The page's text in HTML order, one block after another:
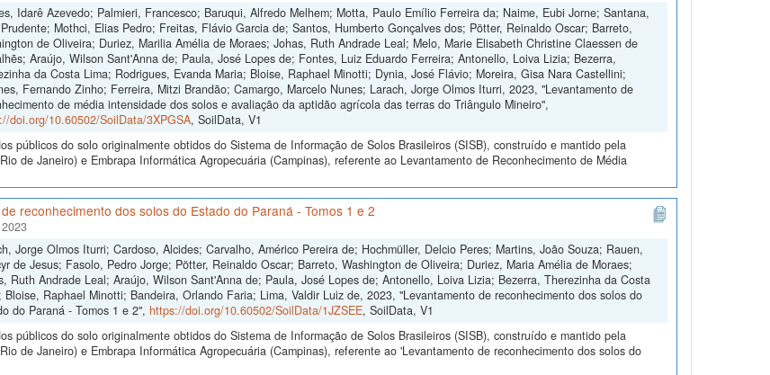
Idarê Azevedo; Palmieri, Francesco; Baruqui, Alfredo Melhem; Motta, Paulo Emílio Ferreira da; Naime, Eubi Jorne; Santana,
Mothci, Elias Pedro; Freitas, Flávio Garcia de; Santos, Humberto Gonçalves dos; Pötter, Reinaldo Oscar; Barreto,
de Oliveira; Duriez, Marilia Amélia de Moraes; Johas, Ruth Andrade Leal; Melo, Marie Elisabeth Christine Claessen de
Araújo, Wilson Sant'Anna de; Paula, José Lopes de; Fontes, Luiz Eduardo Ferreira; Antonello, Loiva Lizia; Bezerra,
da Costa Lima; Rodrigues, Evanda Maria; Bloise, Raphael Minotti; Dynia, José Flávio; Moreira, Gisa Nara Castellini;
Fernando Zinho; Ferreira, Mitzi Brandão; Camargo, Marcelo Nunes; Larach, Jorge Olmos Iturri, 2023, "Levantamento de
de média intensidade dos solos e avaliação da aptidão agrícola das terras do Triângulo Mineiro",
doi.org/10.60502/SoilData/3XPGSA, SoilData, V1
públicos do solo originalmente obtidos do Sistema de Informação de Solos Brasileiros (SISB), construído e mantido pela
de Janeiro) e Embrapa Informática Agropecuária (Campinas), referente ao Levantamento de Reconhecimento de Média
reconhecimento dos solos do Estado do Paraná - Tomos 1 e 2
Jorge Olmos Iturri; Cardoso, Alcides; Carvalho, Américo Pereira de; Hochmüller, Delcio Peres; Martins, João Souza; Rauen,
de Jesus; Fasolo, Pedro Jorge; Pötter, Reinaldo Oscar; Barreto, Washington de Oliveira; Duriez, Maria Amélia de Moraes;
Ruth Andrade Leal; Araújo, Wilson Sant'Anna de; Paula, José Lopes de; Antonello, Loiva Lizia; Bezerra, Therezinha da Costa
Bloise, Raphael Minotti; Bandeira, Orlando Faria; Lima, Valdir Luiz de, 2023, "Levantamento de reconhecimento dos solos do
do Paraná - Tomos 1 e 2", https://doi.org/10.60502/SoilData/1JZSEE, SoilData, V1
públicos do solo originalmente obtidos do Sistema de Informação de Solos Brasileiros (SISB), construído e mantido pela
de Janeiro) e Embrapa Informática Agropecuária (Campinas), referente ao 'Levantamento de reconhecimento dos solos do